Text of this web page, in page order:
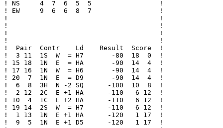
! NS     4  7  6  5  5                 !
! EW     9  6  6  8  7                 !
!                                      !
!                                      !
!                                      !
!                                      !
!  Pair  Contr    Ld    Result  Score  !
!  3 11  1S  W  = H7       -80  18  0  !
! 15 18  1N  E  = HA       -90  14  4  !
! 17 16  1N  W  = H6       -90  14  4  !
! 20  7  1N  E  = D9       -90  14  4  !
!  6  8  3H  N -2 SQ      -100  10  8  !
!  2 12  2C  E +1 HA      -110   6 12  !
! 10  4  1C  E +2 HA      -110   6 12  !
! 19 14  2S  W  = H7      -110   6 12  !
!  1 13  1N  E +1 HA      -120   1 17  !
!  9  5  1N  E +1 D5      -120   1 17  !